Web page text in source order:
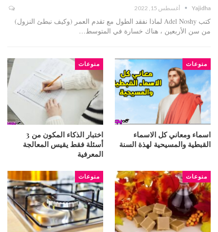
Yajidha أغسطس 15, 2022
كتب Adel Noshy لماذا نفقد الطول مع تقدم العمر (وكيف نبطئ النزول)
من سن الأربعين ، هناك خسارة في المتوسط…
منوعات
اسماء ومعاني كل الاسماء
القبطية والمسيحية لهذة السنة
منوعات
اختبار الذكاء المكون من 3
أسئلة فقط يقيس المعالجة
المعرفية
منوعات منوعات